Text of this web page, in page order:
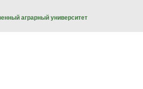
аграрный университет